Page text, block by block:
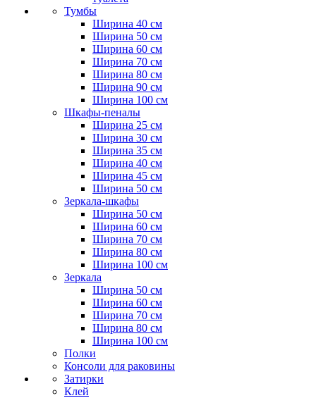
Тумбы
Ширина 40 см
Ширина 50 см
Ширина 60 см
Ширина 70 см
Ширина 80 см
Ширина 90 см
Ширина 100 см
Шкафы-пеналы
Ширина 25 см
Ширина 30 см
Ширина 35 см
Ширина 40 см
Ширина 45 см
Ширина 50 см
Зеркала-шкафы
Ширина 50 см
Ширина 60 см
Ширина 70 см
Ширина 80 см
Ширина 100 см
Зеркала
Ширина 50 см
Ширина 60 см
Ширина 70 см
Ширина 80 см
Ширина 100 см
Полки
Консоли для раковины
Затирки
Клей